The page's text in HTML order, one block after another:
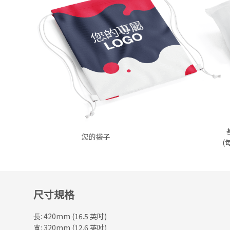
您的袋子
(
尺寸規格
長: 420mm (16.5 英吋)
寬: 320mm (12.6 英吋)